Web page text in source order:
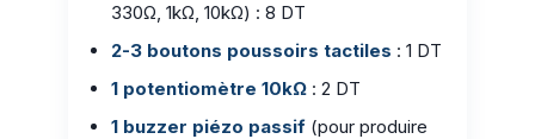
330Ω, 1kΩ, 10kΩ) : 8 DT
2-3 boutons poussoirs tactiles : 1 DT
1 potentiomètre 10kΩ : 2 DT
1 buzzer piézo passif (pour produire